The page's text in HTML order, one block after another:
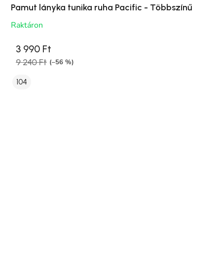
Pamut lányka tunika ruha Pacific - Többszínű
Raktáron
3 990 Ft
9 240 Ft (–56 %)
104